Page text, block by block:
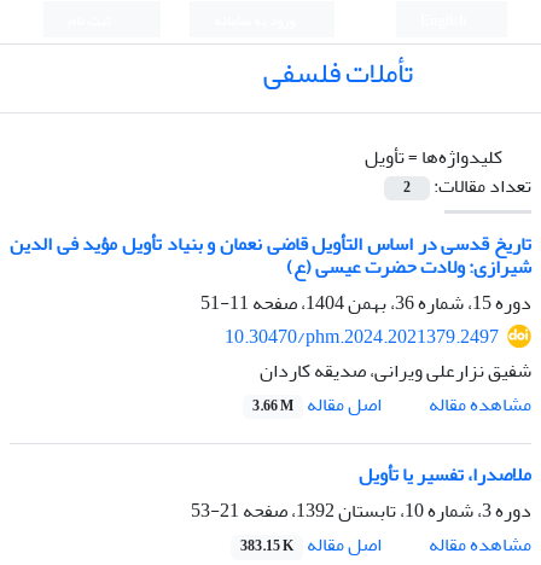
تأملات فلسفی
کلیدواژه‌ها =تأویل
تعداد مقالات:
2
تاریخ قدسی در اساس التأویل قاضی نعمان و بنیاد تأویل مؤید فی الدین
شیرازی: ولادت حضرت عیسی (ع)
دوره 15، شماره 36، بهمن 1404، صفحه
11-51
10.30470/phm.2024.2021379.2497
شفیق نزارعلی ویرانی، صدیقه کاردان
مشاهده مقاله
اصل مقاله 3.66 M
ملاصدرا، تفسیر یا تأویل
دوره 3، شماره 10، تابستان 1392، صفحه
21-53
مشاهده مقاله
اصل مقاله 383.15 K